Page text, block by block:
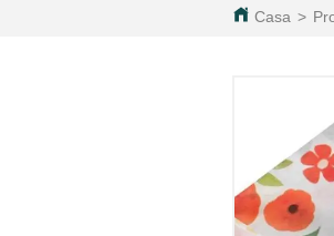
Casa >